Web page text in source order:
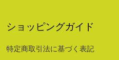
ショッピングガイド
特定商取引法に基づく表記